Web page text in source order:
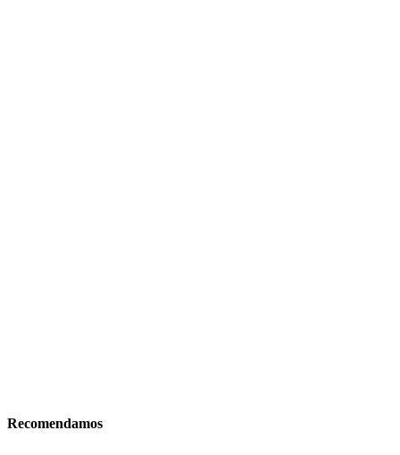
Recomendamos